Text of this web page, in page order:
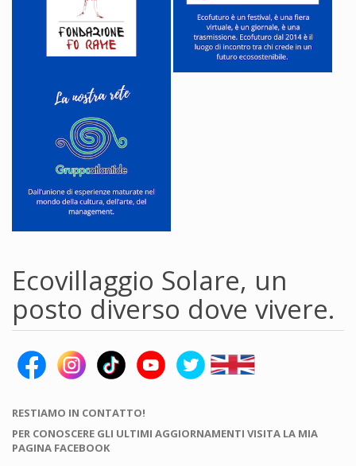
Ecovillaggio Solare, un
posto diverso dove vivere.
RESTIAMO IN CONTATTO!
PER CONOSCERE GLI ULTIMI AGGIORNAMENTI VISITA LA MIA
PAGINA FACEBOOK